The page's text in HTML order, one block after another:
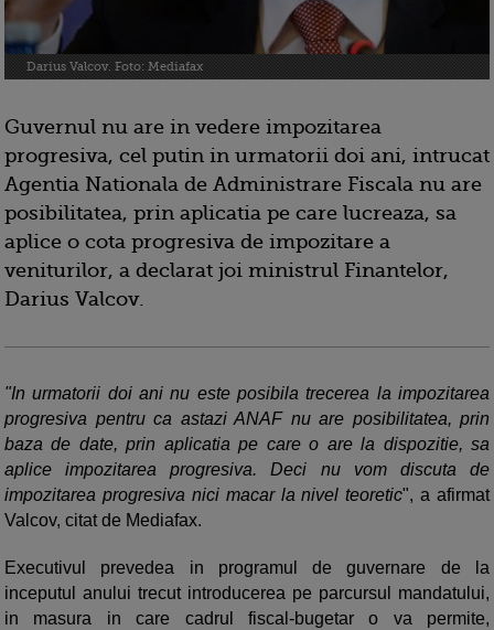
Darius Valcov. Foto: Mediafax
Guvernul nu are in vedere impozitarea
progresiva, cel putin in urmatorii doi ani, intrucat
Agentia Nationala de Administrare Fiscala nu are
posibilitatea, prin aplicatia pe care lucreaza, sa
aplice o cota progresiva de impozitare a
veniturilor, a declarat joi ministrul Finantelor,
Darius Valcov.
"In urmatorii doi ani nu este posibila trecerea la impozitarea
progresiva pentru ca astazi ANAF nu are posibilitatea, prin
baza de date, prin aplicatia pe care o are la dispozitie, sa
aplice impozitarea progresiva. Deci nu vom discuta de
impozitarea progresiva nici macar la nivel teoretic", a afirmat
Valcov, citat de Mediafax.
Executivul prevedea in programul de guvernare de la
inceputul anului trecut introducerea pe parcursul mandatului,
in masura in care cadrul fiscal-bugetar o va permite,